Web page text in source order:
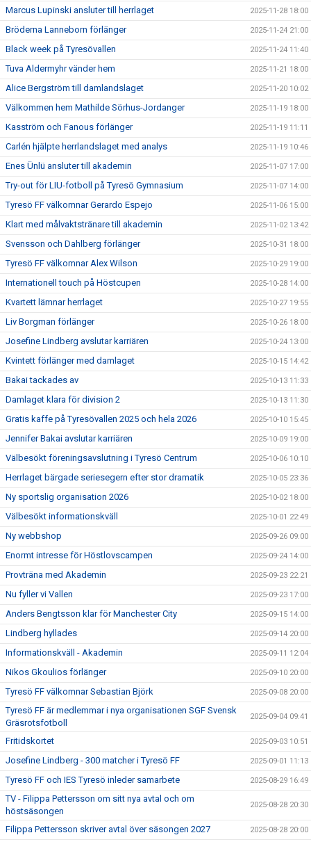
Marcus Lupinski ansluter till herrlaget 2025-11-28 18:00
Bröderna Lanneborn förlänger 2025-11-24 21:00
Black week på Tyresövallen 2025-11-24 11:40
Tuva Aldermyhr vänder hem 2025-11-21 18:00
Alice Bergström till damlandslaget 2025-11-20 10:02
Välkommen hem Mathilde Sörhus-Jordanger 2025-11-19 18:00
Kasström och Fanous förlänger 2025-11-19 11:11
Carlén hjälpte herrlandslaget med analys 2025-11-19 10:46
Enes Ünlü ansluter till akademin 2025-11-07 17:00
Try-out för LIU-fotboll på Tyresö Gymnasium 2025-11-07 14:00
Tyresö FF välkomnar Gerardo Espejo 2025-11-06 15:00
Klart med målvaktstränare till akademin 2025-11-02 13:42
Svensson och Dahlberg förlänger 2025-10-31 18:00
Tyresö FF välkomnar Alex Wilson 2025-10-29 19:00
Internationell touch på Höstcupen 2025-10-28 14:00
Kvartett lämnar herrlaget 2025-10-27 19:55
Liv Borgman förlänger 2025-10-26 18:00
Josefine Lindberg avslutar karriären 2025-10-24 13:00
Kvintett förlänger med damlaget 2025-10-15 14:42
Bakai tackades av 2025-10-13 11:33
Damlaget klara för division 2 2025-10-13 11:30
Gratis kaffe på Tyresövallen 2025 och hela 2026 2025-10-10 15:45
Jennifer Bakai avslutar karriären 2025-10-09 19:00
Välbesökt föreningsavslutning i Tyresö Centrum 2025-10-06 10:10
Herrlaget bärgade seriesegern efter stor dramatik 2025-10-05 23:36
Ny sportslig organisation 2026 2025-10-02 18:00
Välbesökt informationskväll 2025-10-01 22:49
Ny webbshop 2025-09-26 09:00
Enormt intresse för Höstlovscampen 2025-09-24 14:00
Provträna med Akademin 2025-09-23 22:21
Nu fyller vi Vallen 2025-09-23 17:00
Anders Bengtsson klar för Manchester City 2025-09-15 14:00
Lindberg hyllades 2025-09-14 20:00
Informationskväll - Akademin 2025-09-11 12:04
Nikos Gkoulios förlänger 2025-09-10 20:00
Tyresö FF välkomnar Sebastian Björk 2025-09-08 20:00
Tyresö FF är medlemmar i nya organisationen SGF Svensk
Gräsrotsfotboll
2025-09-04 09:41
Fritidskortet 2025-09-03 10:51
Josefine Lindberg - 300 matcher i Tyresö FF 2025-09-01 11:13
Tyresö FF och IES Tyresö inleder samarbete 2025-08-29 16:49
TV - Filippa Pettersson om sitt nya avtal och om
höstsäsongen
2025-08-28 20:30
Filippa Pettersson skriver avtal över säsongen 2027 2025-08-28 20:00